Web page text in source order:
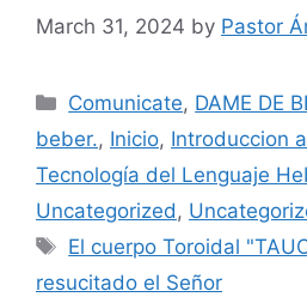
March 31, 2024 by Pastor
Categories
Comunicate, DAME DE
beber., Inicio, Introduccion
Tecnología del Lenguaje
Uncategorized ,
Tags
El cuerpo Toroidal
resucitado el Señor